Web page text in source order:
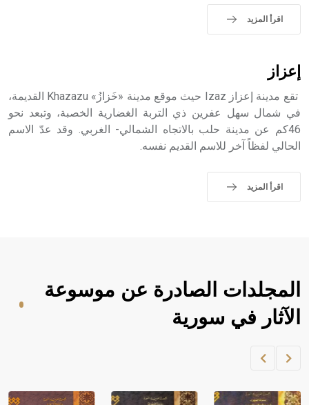
حيث تقتصر القيمة الصوتية للعلامة الك
اقرأ المزيد
إعزاز
تقع مدينة إعزاز Izaz حيث موقع مدينة «خَزازُ» Khazazu القديمة،
في شمال سهل عفرين ذي التربة الغضارية الخصبة، وتبعد نحو
46كم عن مدينة حلب بالاتجاه الشمالي- الغربي. وقد عدّ الاسم
الحالي لفظاً آخر للاسم القديم نفسه.
اقرأ المزيد
المجلدات الصادرة عن موسوعة
الآثار في سورية